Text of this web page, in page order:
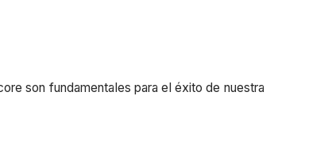
son fundamentales para el éxito de nuestra